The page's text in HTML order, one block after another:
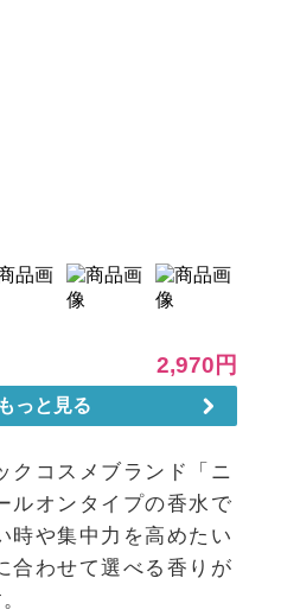
クコスメブランド「ニ
ルオンタイプの香水で
時や集中力を高めたい
合わせて選べる香りが